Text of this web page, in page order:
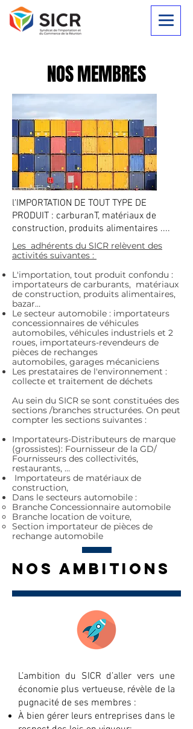
NOS MEMBRES
l'IMPORTATION DE TOUT TYPE DE
PRODUIT : carburanT, matériaux de
construction, produits alimentaires ....
Les adhérents du SICR relèvent des
activités suivantes :
L'importation, tout produit confondu :
importateurs de carburants, matériaux
de construction, produits alimentaires,
bazar…
Le secteur automobile : importateurs
concessionnaires de véhicules
automobiles, véhicules industriels et 2
roues, importateurs-revendeurs de
pièces de rechanges
automobiles, garages mécaniciens
Les prestataires de l'environnement :
collecte et traitement de déchets
Au sein du SICR se sont constituées des
sections /branches structurées. On peut
compter les sections suivantes :
Importateurs-Distributeurs de marque
(grossistes): Fournisseur de la GD/
Fournisseurs des collectivités,
restaurants, …
Importateurs de matériaux de
construction,
Dans le secteurs automobile :
Branche Concessionnaire automobile
Branche location de voiture,
Section importateur de pièces de
rechange automobile
NOS AMBITIONS
L’ambition du SICR d’aller vers une
économie plus vertueuse, révèle de la
pugnacité de ses membres :
À bien gérer leurs entreprises dans le